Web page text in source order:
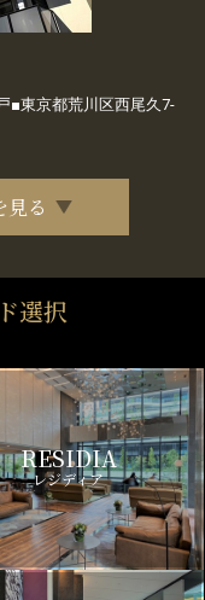
■東京都荒川区西尾久7-
見る
選択
RESIDIA
レジディア